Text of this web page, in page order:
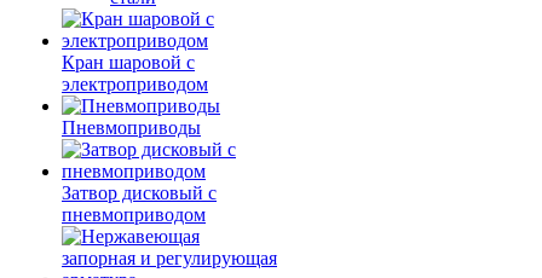
Кран шаровой с
электроприводом
Пневмоприводы
Затвор дисковый с
пневмоприводом